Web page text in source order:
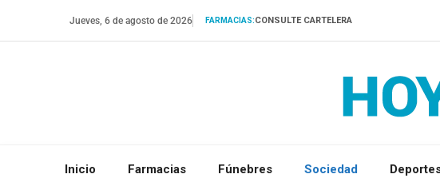
Jueves, 6 de agosto de 2026 FARMACIAS:CONSULTE CARTELERA
Inicio Farmacias Fúnebres Sociedad